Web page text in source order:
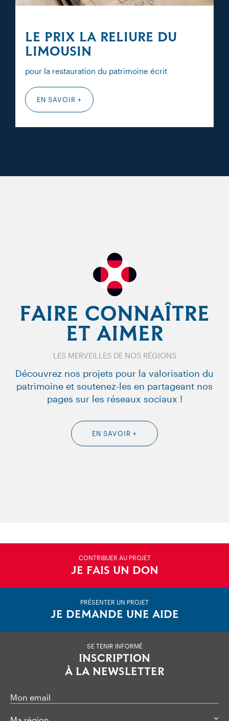
LE PRIX LA RELIURE DU
LIMOUSIN
pour la restauration du patrimoine écrit
EN SAVOIR +
FAIRE CONNAÎTRE
ET AIMER
LES MERVEILLES DE NOS RÉGIONS
Découvrez nos projets pour la valorisation du
patrimoine et soutenez-les en partageant nos
pages sur les réseaux sociaux !
EN SAVOIR +
CONTRIBUER AU PROJET
JE FAIS UN DON
PRÉSENTER UN PROJET
JE DEMANDE UNE AIDE
SE TENIR INFORMÉ
INSCRIPTION
À LA NEWSLETTER
Mon email
Ma région